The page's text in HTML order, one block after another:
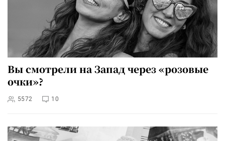
Вы смотрели на Запад через «розовые
очки»?
5572 10